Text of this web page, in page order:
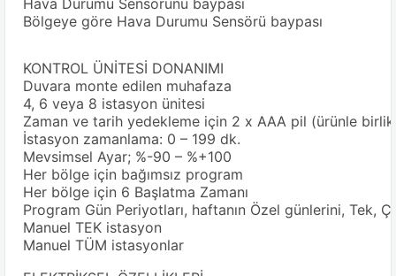
Hava Durumu Sensörünü baypası
Bölgeye göre Hava Durumu Sensörü baypası
KONTROL ÜNİTESİ DONANIMI
Duvara monte edilen muhafaza
4, 6 veya 8 istasyon ünitesi
Zaman ve tarih yedekleme için 2 x AAA pil (ürünle
İstasyon zamanlama: 0 – 199 dk.
Mevsimsel Ayar; %-90 – %+100
Her bölge için bağımsız program
Her bölge için 6 Başlatma Zamanı
Program Gün Periyotları, haftanın Özel günlerini, Tek,
Manuel TEK istasyon
Manuel TÜM istasyonlar